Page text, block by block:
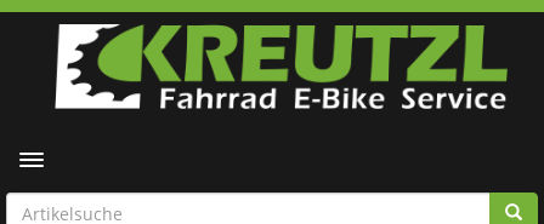
Toggle navigation